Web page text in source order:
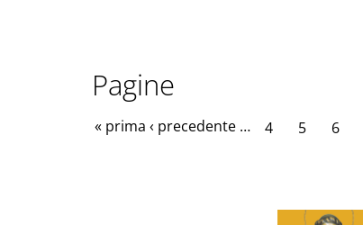
Pagine
« prima ‹ precedente … 4 5 6